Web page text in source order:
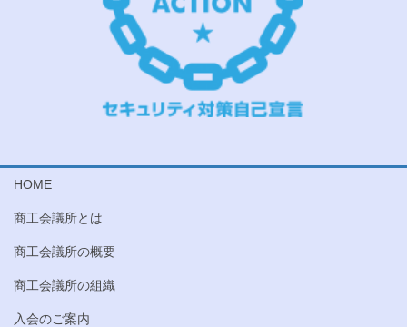
HOME
商工会議所とは
商工会議所の概要
商工会議所の組織
入会のご案内